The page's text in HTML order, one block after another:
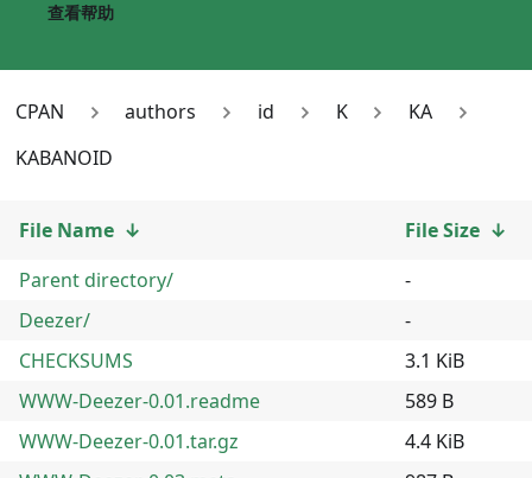
查看帮助
CPAN authors id K
KA
KABANOID
File Name ↓ File Size ↓
Parent directory/
-
Deezer/
-
CHECKSUMS
3.1 KiB
WWW-Deezer-0.01.readme
589 B
WWW-Deezer-0.01.tar.gz
4.4 KiB